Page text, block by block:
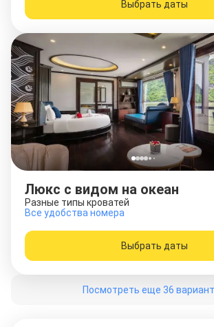
Выбрать даты
Люкс с видом на океан
Разные типы кроватей
Все удобства номера
Выбрать даты
Посмотреть еще 36